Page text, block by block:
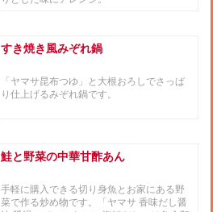
すき焼き風みぞれ鍋
「ヤマサ昆布つゆ」と大根おろしでさっぱ
り仕上げるみぞれ鍋です。
鮭と野菜の中華甘酢あん
手軽に購入できる切り身魚とお家にある野
菜で作る炒め物です。「ヤマサ 香味だし醤